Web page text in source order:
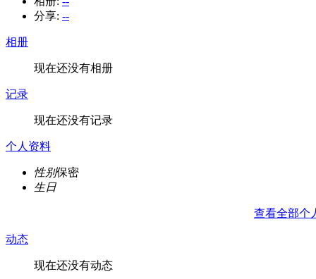
分享: --
相册
现在还没有相册
记录
现在还没有记录
个人资料
性别保密
生日
查看全部个
动态
现在还没有动态